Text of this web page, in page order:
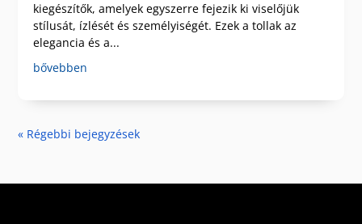
kiegészítők, amelyek egyszerre fejezik ki viselőjük
stílusát, ízlését és személyiségét. Ezek a tollak az
elegancia és a...
bővebben
« Régebbi bejegyzések